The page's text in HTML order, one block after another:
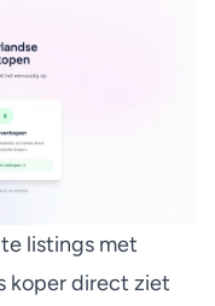
listings met
koper direct ziet